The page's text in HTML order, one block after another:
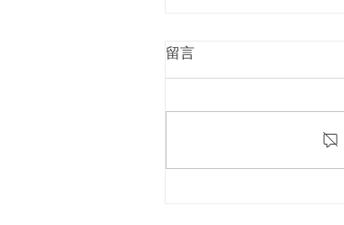
留言